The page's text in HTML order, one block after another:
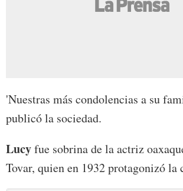
'Nuestras más condolencias a su
publicó la sociedad.
Lucyfue sobrina de la actriz
Tovar, quien en 1932 protagonizó la